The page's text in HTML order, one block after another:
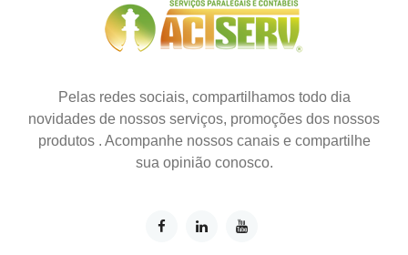
Pelas redes sociais, compartilhamos todo dia
novidades de nossos serviços, promoções dos nossos
produtos . Acompanhe nossos canais e compartilhe
sua opinião conosco.